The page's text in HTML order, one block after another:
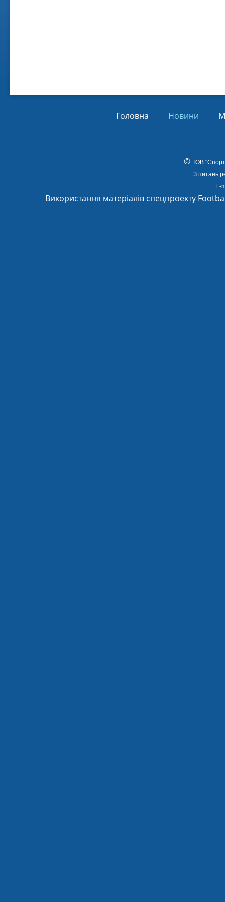
Головна Новини
© ТОВ
З питань
E-
Використання матеріалів спецпроекту